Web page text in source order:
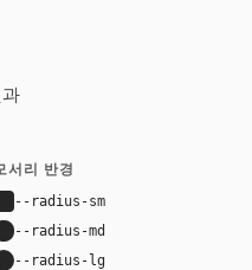
서리 반경
--radius-sm
--radius-md
--radius-lg